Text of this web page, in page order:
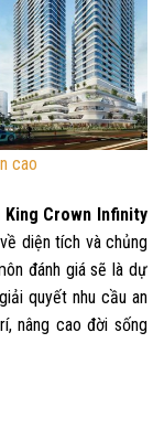
cao
King Crown Infinity
diện tích và chủng
đánh giá sẽ là dự
quyết nhu cầu an
nâng cao đời sống